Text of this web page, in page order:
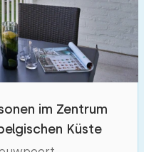
1
1
im Zentrum
Küste